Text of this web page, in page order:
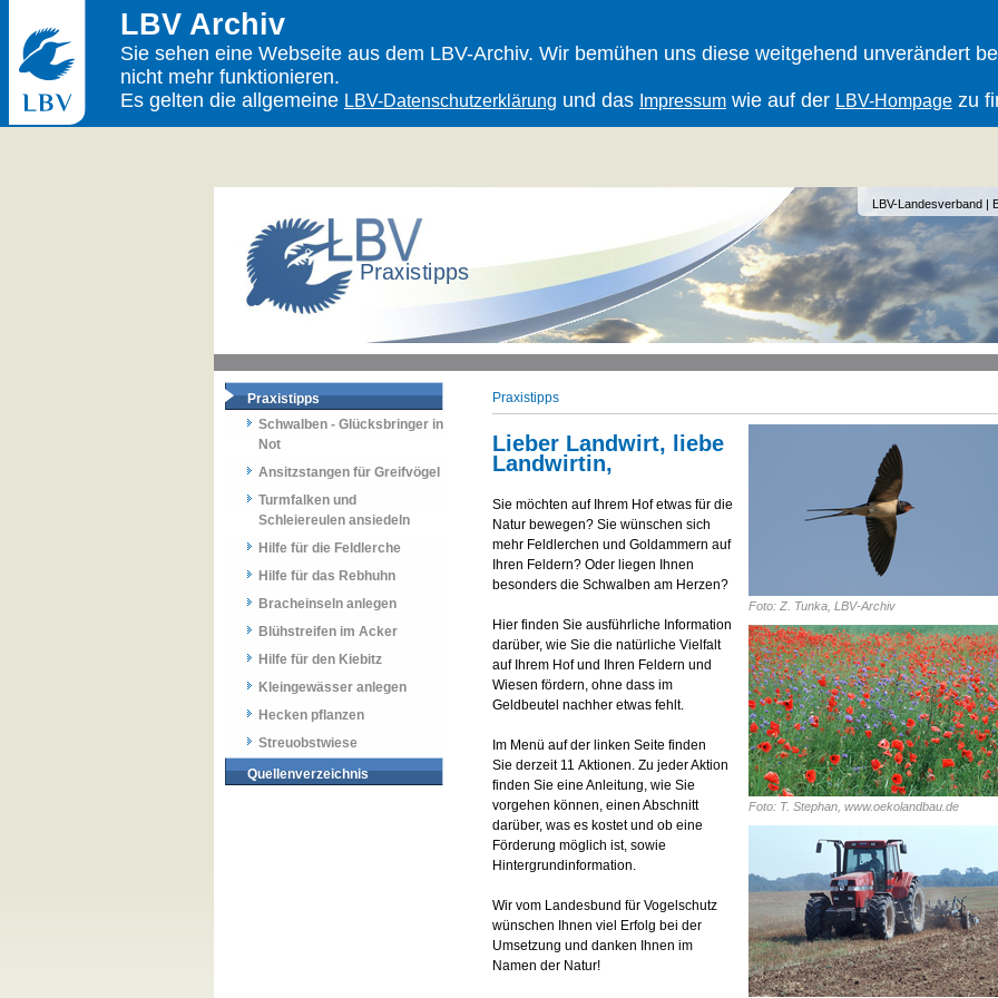
LBV Archiv
Sie sehen eine Webseite aus dem LBV-Archiv. Wir bemühen uns diese weitgehend unverändert
nicht mehr funktionieren.
Es gelten die allgemeine LBV-Datenschutzerklärung und das Impressum wie auf der LBV-Hompage zu
LBV-Landesverband |
Praxistipps
Schwalben - Glücksbringer in
Not
Ansitzstangen für Greifvögel
Turmfalken und
Schleiereulen ansiedeln
Hilfe für die Feldlerche
Hilfe für das Rebhuhn
Bracheinseln anlegen
Blühstreifen im Acker
Hilfe für den Kiebitz
Kleingewässer anlegen
Hecken pflanzen
Streuobstwiese
Quellenverzeichnis
Praxistipps
Foto: Z. Tunka, LBV-Archiv
Foto: T. Stephan, www.oekolandbau.de
Lieber Landwirt, liebe
Landwirtin,
Sie möchten auf Ihrem Hof etwas für die
Natur bewegen? Sie wünschen sich
mehr Feldlerchen und Goldammern auf
Ihren Feldern? Oder liegen Ihnen
besonders die Schwalben am Herzen?
Hier finden Sie ausführliche Information
darüber, wie Sie die natürliche Vielfalt
auf Ihrem Hof und Ihren Feldern und
Wiesen fördern, ohne dass im
Geldbeutel nachher etwas fehlt.
Im Menü auf der linken Seite finden
Sie derzeit 11 Aktionen. Zu jeder Aktion
finden Sie eine Anleitung, wie Sie
vorgehen können, einen Abschnitt
darüber, was es kostet und ob eine
Förderung möglich ist, sowie
Hintergrundinformation.
Wir vom Landesbund für Vogelschutz
wünschen Ihnen viel Erfolg bei der
Umsetzung und danken Ihnen im
Namen der Natur!